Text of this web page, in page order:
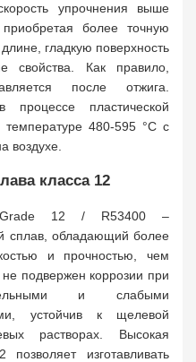
упрочнения выше
приобретая более точную
гладкую поверхность
свойства. Как правило,
после отжига.
пластической
480-595 °C с
воздухе.
класса 12
12 / R53400 –
сплав, обладающий более
и прочностью, чем
подвержен коррозии при
и слабыми
устойчив к щелевой
растворах. Высокая
изготавливать